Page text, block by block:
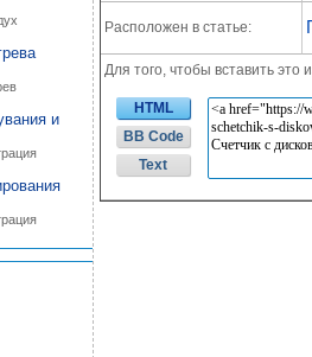
и
Расположен в статье:
Для того, чтобы вставить
HTML
BB Code
Text